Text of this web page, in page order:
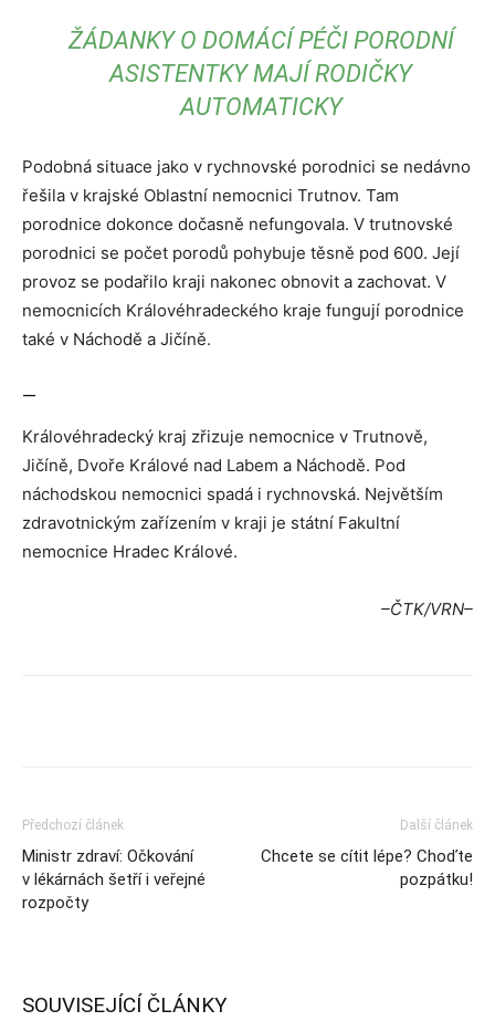
ŽÁDANKY O DOMÁCÍ PÉČI PORODNÍ
ASISTENTKY MAJÍ RODIČKY
AUTOMATICKY
Podobná situace jako v rychnovské porodnici se nedávno
řešila v krajské Oblastní nemocnici Trutnov. Tam
porodnice dokonce dočasně nefungovala. V trutnovské
porodnici se počet porodů pohybuje těsně pod 600. Její
provoz se podařilo kraji nakonec obnovit a zachovat. V
nemocnicích Královéhradeckého kraje fungují porodnice
také v Náchodě a Jičíně.
—
Královéhradecký kraj zřizuje nemocnice v Trutnově,
Jičíně, Dvoře Králové nad Labem a Náchodě. Pod
náchodskou nemocnici spadá i rychnovská. Největším
zdravotnickým zařízením v kraji je státní Fakultní
nemocnice Hradec Králové.
–ČTK/VRN–
Předchozí článek
Ministr zdraví: Očkování
v lékárnách šetří i veřejné
rozpočty
Další článek
Chcete se cítit lépe? Choďte
pozpátku!
SOUVISEJÍCÍ ČLÁNKY